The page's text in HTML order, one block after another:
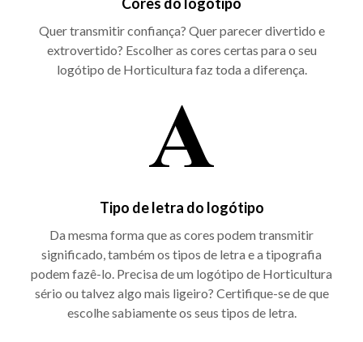
Quer transmitir confiança? Quer parecer divertido e
extrovertido? Escolher as cores certas para o seu
logótipo de Horticultura faz toda a diferença.
Tipo de letra do logótipo
Da mesma forma que as cores podem transmitir
significado, também os tipos de letra e a tipografia
podem fazê-lo. Precisa de um logótipo de Horticultura
sério ou talvez algo mais ligeiro? Certifique-se de que
escolhe sabiamente os seus tipos de letra.